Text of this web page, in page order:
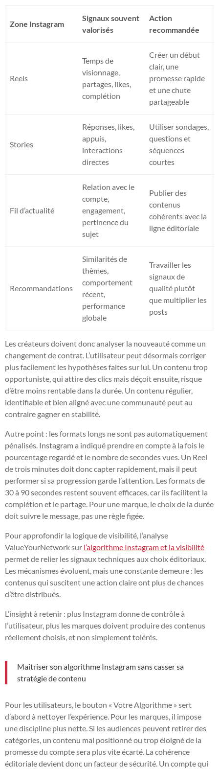
Zone Instagram
Signaux souvent
valorisés
Action
recommandée
Reels
Temps de
visionnage,
partages, likes,
complétion
Créer un début
clair, une
promesse rapide
et une chute
partageable
Stories
Réponses, likes,
appuis,
interactions
directes
Utiliser sondages,
questions et
séquences
courtes
Fil d’actualité
Relation avec le
compte,
engagement,
pertinence du
sujet
Publier des
contenus
cohérents avec la
ligne éditoriale
Recommandations
Similarités de
thèmes,
comportement
récent,
performance
globale
Travailler les
signaux de
qualité plutôt
que multiplier les
posts
Les créateurs doivent donc analyser la nouveauté comme un
changement de contrat. L’utilisateur peut désormais corriger
plus facilement les hypothèses faites sur lui. Un contenu trop
opportuniste, qui attire des clics mais déçoit ensuite, risque
d’être moins rentable dans la durée. Un contenu régulier,
identifiable et bien aligné avec une communauté peut au
contraire gagner en stabilité.
Autre point : les formats longs ne sont pas automatiquement
pénalisés. Instagram a indiqué prendre en compte à la fois le
pourcentage regardé et le nombre de secondes vues. Un Reel
de trois minutes doit donc capter rapidement, mais il peut
performer si sa progression garde l’attention. Les formats de
30 à 90 secondes restent souvent efficaces, car ils facilitent la
complétion et le partage. Pour une marque, le choix de la durée
doit suivre le message, pas une règle figée.
Pour approfondir la logique de visibilité, l’analyse
ValueYourNetwork sur l’algorithme Instagram et la visibilité
permet de relier les signaux techniques aux choix éditoriaux.
Les mécanismes évoluent, mais une constante demeure : les
contenus qui suscitent une action claire ont plus de chances
d’être distribués.
L’insight à retenir : plus Instagram donne de contrôle à
l’utilisateur, plus les marques doivent produire des contenus
réellement choisis, et non simplement tolérés.
Maîtriser son algorithme Instagram sans casser sa
stratégie de contenu
Pour les utilisateurs, le bouton « Votre Algorithme » sert
d’abord à nettoyer l’expérience. Pour les marques, il impose
une discipline plus nette. Si les audiences peuvent retirer des
catégories, un contenu mal positionné ou trop éloigné de la
promesse du compte sera plus vite écarté. La cohérence
éditoriale devient donc un facteur de sécurité. Un compte qui